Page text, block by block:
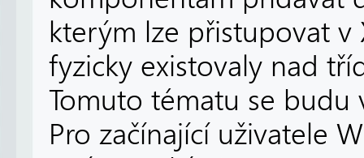
kterým lze přistupovat
fyzicky existovaly nad
Tomuto tématu se budu
Pro začínající uživatele